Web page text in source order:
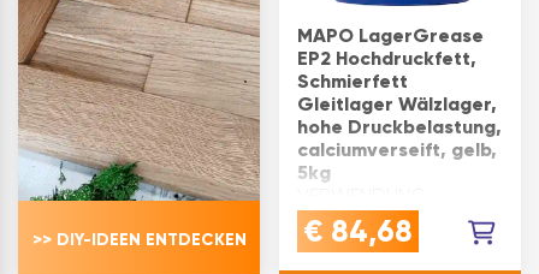
>> DIY-IDEEN ENTDECKEN
MAPO LagerGrease
EP2 Hochdruckfett,
Schmierfett
Gleitlager Wälzlager,
hohe Druckbelastung,
calciumverseift, gelb,
5kg
Hochdruckfett für
Gleitlager, Wälzlager
€ 84,68